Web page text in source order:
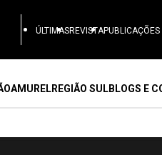
ÚLTIMASREVISTAPUBLICAÇÕES
AMURELREGIÃO SULBLOGS E